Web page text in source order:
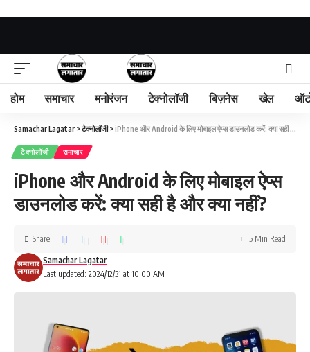
होम समाचार मनोरंजन टेक्नोलॉजी बिज़नेस खेल
Samachar Lagatar >टेक्नोलॉजी>iPhone और Android के लिए मोबाइल ऐप्स डाउनलोड करें: क्या सही है और क्या नहीं?
टेक्नोलॉजी समाचार
iPhone और Android के लिए मोबाइल ऐप्स
डाउनलोड करें: क्या सही है और क्या नहीं?
Last updated: 2024/12/31 at 10:00 AM
Samachar Lagatar
Share 5 Min Read